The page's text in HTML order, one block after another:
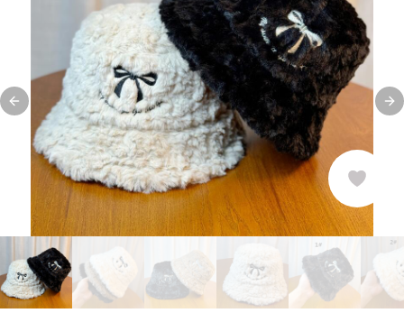
Previous slide